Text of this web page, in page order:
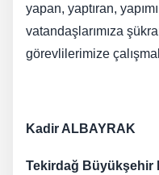
yapan, yaptıran,
vatandaşlarımıza
görevlilerimize
Kadir ALBAYRAK
Tekirdağ Büyükşehir